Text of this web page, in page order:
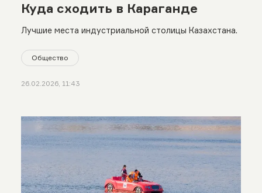
Куда сходить в Караганде
Лучшие места индустриальной столицы Казахстана.
Общество
26.02.2026, 11:43